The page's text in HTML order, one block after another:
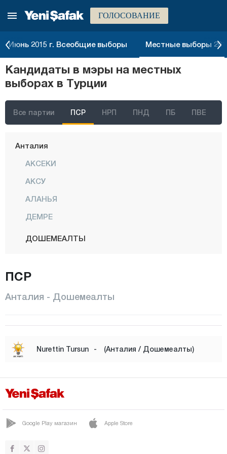
ГОЛОСОВАНИЕ
Июнь 2015 г. Всеобщие выборы Местные выборы
Кандидаты в мэры на местных
выборах в Турции
Все партии ПСР НРП ПНД ПБ ПВЕ
Измир
Афьонкарахисар
Агры
Амасья
Анталия
АКСЕКИ
АКСУ
АЛАНЬЯ
ДЕМРЕ
ДОШЕМЕАЛТЫ
ФИНИКЕ
ГАЗИПАША
ИБРАДИ
КАШ
КЕПЕЗ
КОНЯАЛТЫ
МАНАВГАТ
ПСР
Анталия - Дошемеалты
Nurettin Tursun - (Анталия / Дошемеалты)
Google Play магазин Apple Store